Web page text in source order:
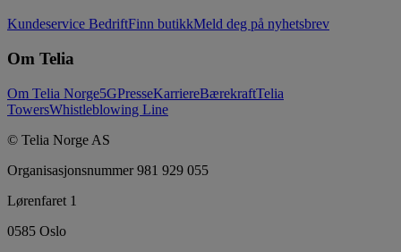
Kundeservice BedriftFinn butikkMeld deg på nyhetsbrev
Om Telia
Om Telia Norge5GPresseKarriereBærekraftTelia
TowersWhistleblowing Line
© Telia Norge AS
Organisasjonsnummer 981 929 055
Lørenfaret 1
0585 Oslo